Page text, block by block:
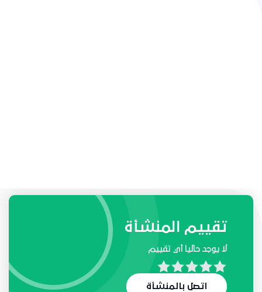
طلبات واحتياجات المنشأة
لا يوجد حاليا أي طلب
تقييم المنشأة
لا يوجد حاليا أي تقييم
اتصل بالمنشأة